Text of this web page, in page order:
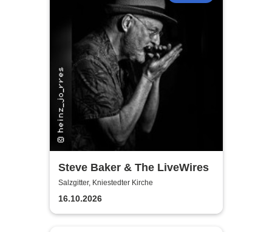
Steve Baker & The LiveWires
Salzgitter, Kniestedter Kirche
16.10.2026